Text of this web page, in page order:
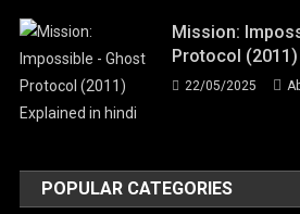
Mission:
Protocol (2011)
22/05/2025
POPULAR CATEGORIES